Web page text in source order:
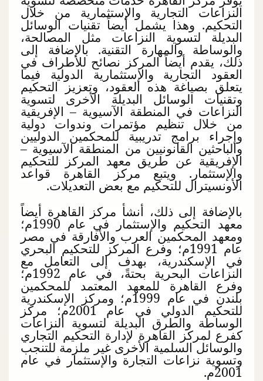
النزاعات التجارية والإستثمارية من خلال
التحكيم. وهذا يشمل أيضاً تقنيات الوسائل
البديلة لتسوية النزاعات مثل المصالحة،
والوساطة والمهارة التقنية. بالإضافة إلى
ذلك، يقدم أيضاً المركز نصائح للأطراف في
العقود التجارية والإستثمارية الدولية فيما
يتعلق بصياغة هذه العقود، وتعزيز التحكيم
وتقنيات الوسائل البديلة الأخرى لتسوية
النزاعات في المنطقة الآسيوية – الإفريقية
من خلال تنظيم مؤتمرات وندوات دولية
وإجراء برامج تدريبية للمحكمين الدوليين
والباحثين القانونيين من المنطقة الآسيوية –
الإفريقية عن طريق معهد المركز للتحكيم
والإستثمار. ويتبع مركز القاهرة قواعد
الأونسيترال للتحكيم مع بعض التعديلات.
بالإضافة إلى ذلك، أنشأ مركز القاهرة أيضاً
معهد التحكيم والإستثمار في عام 1990م؛
ومعهد المحكمين العرب والأفارقة في مصر
عام 1991م؛ وفرع المركز للتحكيم البحري
في الإسكندرية، بهدف إلى التعامل مع
النزاعات البحرية بحتةً، في عام 1992م؛
وفرع القاهرة للمعهد المعتمد للمحكمين
بلندن في عام 1999م؛ ومركز الإسكندرية
للتحكيم الدولي في عام 2001م؛ مركز
الوساطة والطرق البديلة لتسوية النزاعات
كفرع لمركز القاهرة لإدارة التحكيم التجاري
والوسائل السلمية الأخرى غير ملزمة للتنجب
وتسوية نزاعات التجارة والإستثمار في عام
2001م.